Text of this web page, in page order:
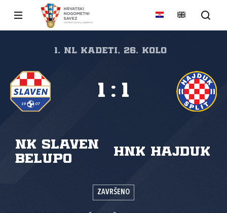
1. NL kadeti, 26. kolo
NK Slaven
Belupo
HNK Hajduk
1 : 1
ZAVRŠENO